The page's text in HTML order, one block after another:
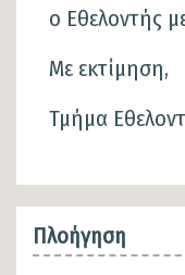
ο Εθελοντής
Με εκτίμηση,
Τμήμα
Πλοήγηση